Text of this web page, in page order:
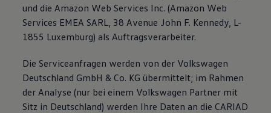
und die Amazon Web Services Inc. (Amazon Web
Services EMEA SARL, 38 Avenue John F. Kennedy, L-
1855 Luxemburg) als Auftragsverarbeiter.
Die Serviceanfragen werden von der Volkswagen
Deutschland GmbH & Co. KG übermittelt; im Rahmen
der Analyse (nur bei einem Volkswagen Partner mit
Sitz in Deutschland) werden Ihre Daten an die CARIAD